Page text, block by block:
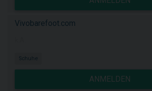
Vivobarefoot.com
Schuhe
ANMELDEN